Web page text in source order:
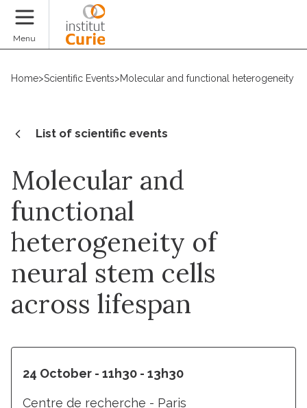
Menu
Home>Scientific Events>Molecular and functional heterogeneity
List of scientific events
Molecular and
functional
heterogeneity of
neural stem cells
across lifespan
24 October - 11h30 - 13h30
Centre de recherche - Paris